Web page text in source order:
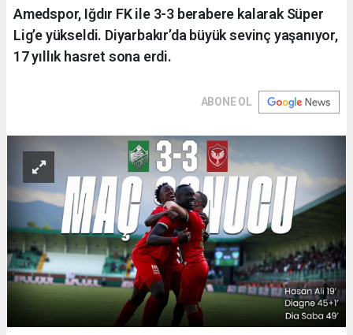
Amedspor, Iğdır FK ile 3-3 berabere kalarak Süper
Lig’e yükseldi. Diyarbakır’da büyük sevinç yaşanıyor,
17 yıllık hasret sona erdi.
ABONE OL